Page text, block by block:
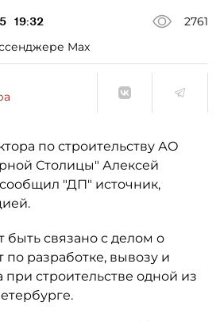
19:32
2761
Max
по строительству АО
Столицы" Алексей
"ДП" источник,
связано с делом о
разработке, вывозу и
при строительстве одной из